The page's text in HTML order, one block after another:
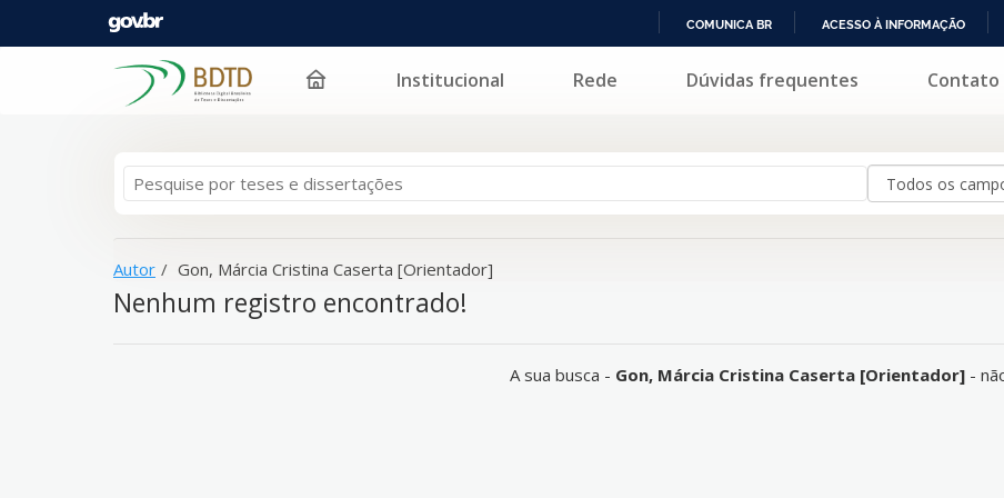
PARA
COMUNICA BR ACESSO À INFORMAÇÃO
Gon, Márcia Cristina Caserta [Orientador]- não corresponde a nenhum registro.
Pular para o conteúdo Institucional Rede Dúvidas frequentes Contato
Autor Gon, Márcia Cristina Caserta [Orientador]
Nenhum registro encontrado!
A sua busca - Gon, Márcia Cristina Caserta [Orientador] -